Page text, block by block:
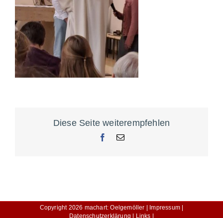
Diese Seite weiterempfehlen
Facebook
E-
Copyright 2026 machart: Oelgemöller |
Impressum |
Datenschutzerklärung |
Links |